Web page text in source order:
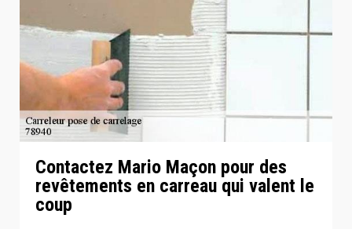
Contactez Mario Maçon pour des
revêtements en carreau qui valent le
coup